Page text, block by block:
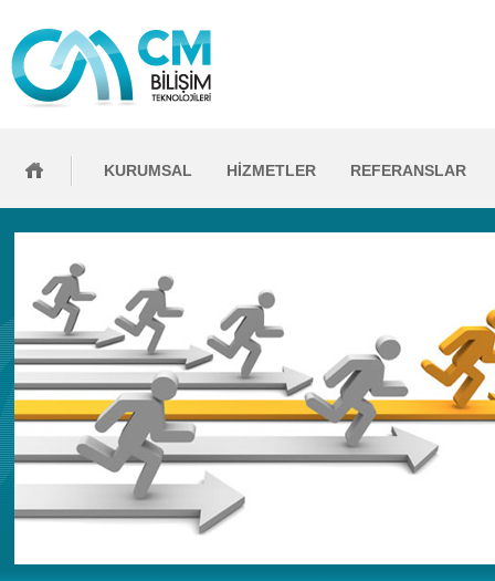
KURUMSAL HİZMETLER REFERANSLAR